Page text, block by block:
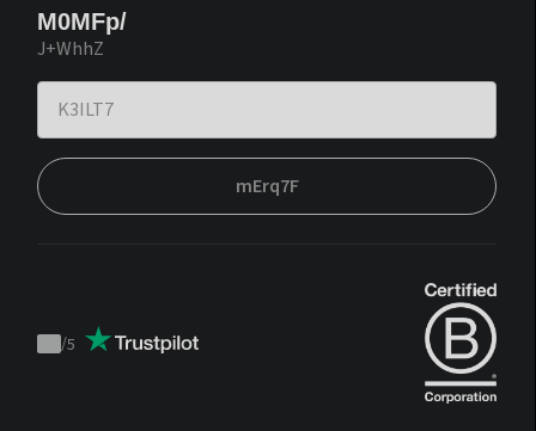
M0MFp/
J+WhhZ
mErq7F
Trustpilot
/5